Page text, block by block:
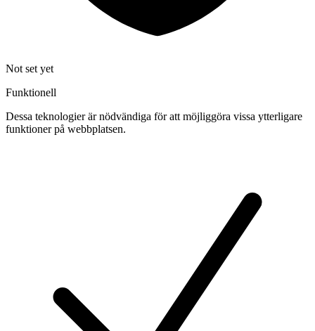
Not set yet
Funktionell
Dessa teknologier är nödvändiga för att möjliggöra vissa ytterligare
funktioner på webbplatsen.